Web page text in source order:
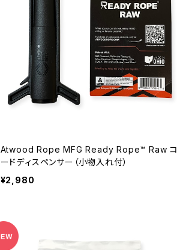
Atwood Rope MFG Ready Rope™ Raw コ
ードディスペンサー（小物入れ付）
¥2,980